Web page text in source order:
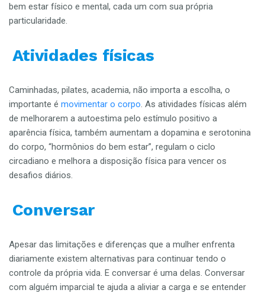
bem estar físico e mental, cada um com sua própria
particularidade.
Atividades físicas
Caminhadas, pilates, academia, não importa a escolha, o
importante é movimentar o corpo. As atividades físicas além
de melhorarem a autoestima pelo estímulo positivo a
aparência física, também aumentam a dopamina e serotonina
do corpo, “hormônios do bem estar”, regulam o ciclo
circadiano e melhora a disposição física para vencer os
desafios diários.
Conversar
Apesar das limitações e diferenças que a mulher enfrenta
diariamente existem alternativas para continuar tendo o
controle da própria vida. E conversar é uma delas. Conversar
com alguém imparcial te ajuda a aliviar a carga e se entender